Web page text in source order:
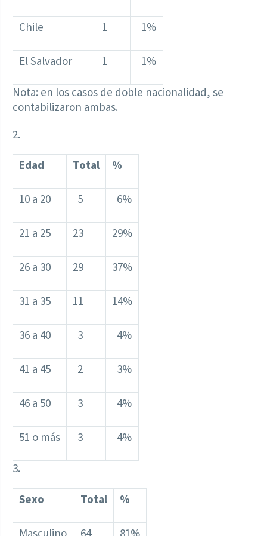
Chile 1 1%
El Salvador 1 1%
Nota: en los casos de doble nacionalidad, se
contabilizaron ambas.
2.
Edad Total %
10 a 20 5 6%
21 a 25 23 29%
26 a 30 29 37%
31 a 35 11 14%
36 a 40 3 4%
41 a 45 2 3%
46 a 50 3 4%
51 o más 3 4%
3.
Sexo Total %